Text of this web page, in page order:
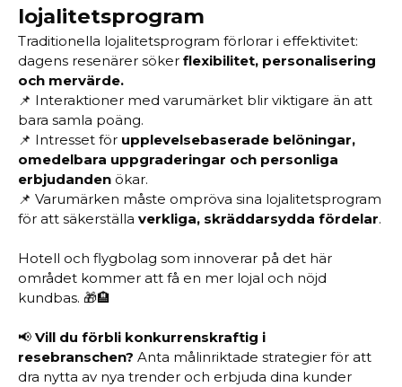
lojalitetsprogram
Traditionella lojalitetsprogram förlorar i effektivitet:
dagens resenärer söker flexibilitet, personalisering
och mervärde.
📌 Interaktioner med varumärket blir viktigare än att
bara samla poäng.
📌 Intresset för upplevelsebaserade belöningar,
omedelbara uppgraderingar och personliga
erbjudanden ökar.
📌 Varumärken måste ompröva sina lojalitetsprogram
för att säkerställa verkliga, skräddarsydda fördelar.
Hotell och flygbolag som innoverar på det här
området kommer att få en mer lojal och nöjd
kundbas. 🎁🏨
📢 Vill du förbli konkurrenskraftig i
resebranschen? Anta målinriktade strategier för att
dra nytta av nya trender och erbjuda dina kunder